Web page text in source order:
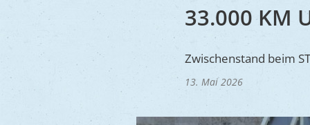
33.000 KM
Zwischenstand beim
13. Mai 2026